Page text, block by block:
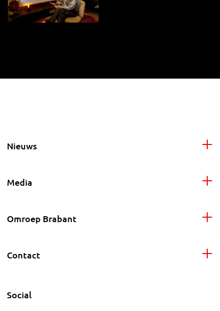
Nieuws
Media
Omroep Brabant
Contact
Social